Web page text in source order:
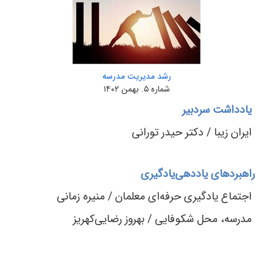
رشد مدیریت مدرسه
شماره ۵. بهمن ۱۴۰۲
یادداشت سردبیر
ایران زیبا / دکتر حیدر تورانی
راهبردهای یاددهی‌یادگیری
اجتماع یادگیری حرفه‌ای معلمان / منیره زمانی
مدرسه، محل شکوفایی / بهروز رضایی‌کهریز